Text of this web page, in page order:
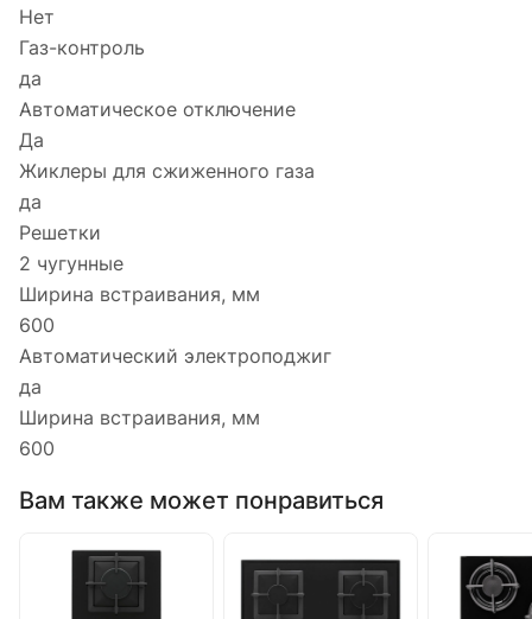
Нет
Газ-контроль
да
Автоматическое отключение
Да
Жиклеры для сжиженного газа
да
Решетки
2 чугунные
Ширина встраивания, мм
600
Автоматический электроподжиг
да
Ширина встраивания, мм
600
Вам также может понравиться